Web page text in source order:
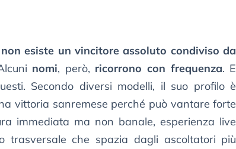
non esiste un vincitore assoluto condiviso da
nomi, però, ricorrono con frequenza. E
Secondo diversi modelli, il suo profilo è
vittoria sanremese perché può vantare forte
immediata ma non banale, esperienza live
trasversale che spazia dagli ascoltatori più